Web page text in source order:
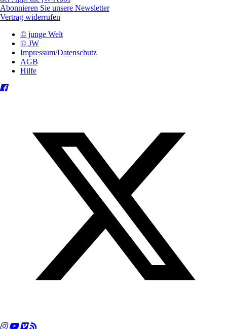
Abonnieren Sie unsere Newsletter
Vertrag widerrufen
© junge Welt
© JW
Impressum/Datenschutz
AGB
Hilfe